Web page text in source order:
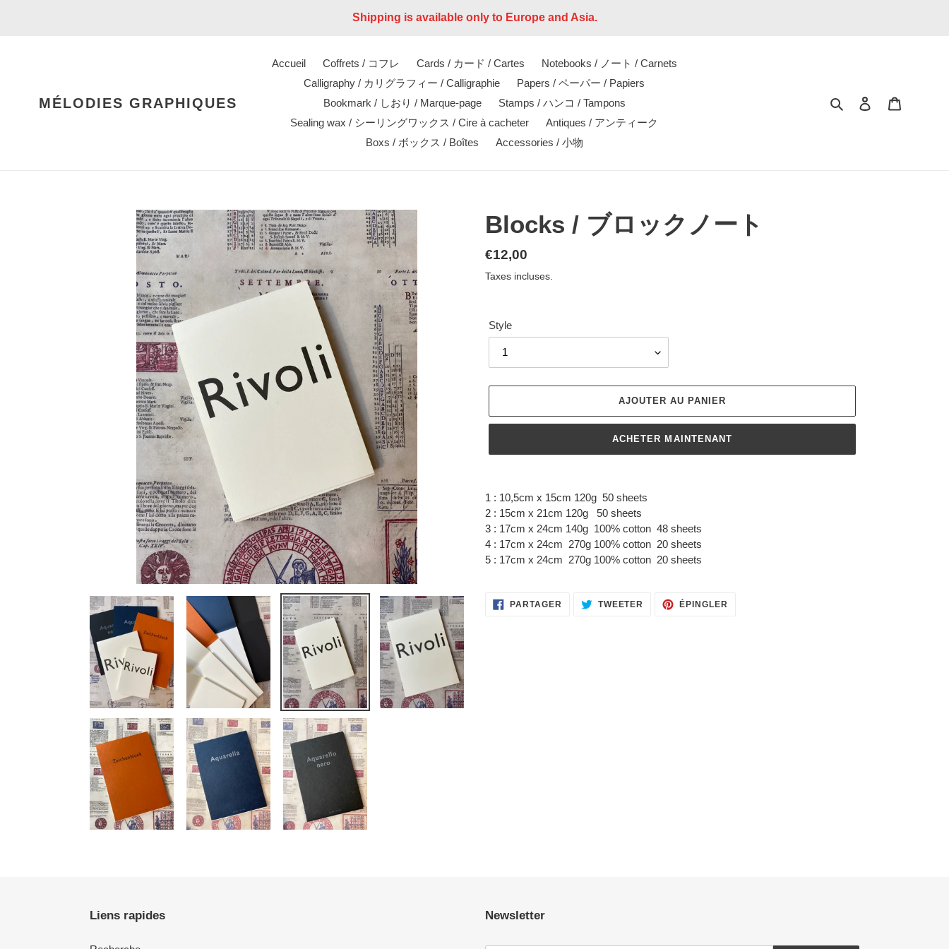
Shipping is available only to Europe and Asia.
MÉLODIES GRAPHIQUES
Accueil Coffrets / コフレ Cards / カード / Cartes
Notebooks / ノート / Carnets
Calligraphy / カリグラフィー / Calligraphie
Papers / ペーパー / Papiers
Bookmark / しおり / Marque-page
Stamps / ハンコ / Tampons
Sealing wax / シーリングワックス / Cire à cacheter
Antiques / アンティーク
Boxs / ボックス / Boîtes
Accessories / 小物
RechercherSe connecter
Blocks / ブロックノート
Prix
normal
€12,00
Taxes incluses.
Style
AJOUTER AU PANIER
ACHETER MAINTENANT
d'un
produit
à
votre
panier
1 : 10,5cm x 15cm 120g 50 sheets
2 : 15cm x 21cm 120g 50 sheets
3 : 17cm x 24cm 140g 100% cotton 48 sheets
4 : 17cm x 24cm 270g 100% cotton 20 sheets
5 : 17cm x 24cm 270g 100% cotton 20 sheets
PARTAGER PARTAGER
SUR
TWEETER TWEETER
SUR
ÉPINGLER
Liens rapides Newsletter